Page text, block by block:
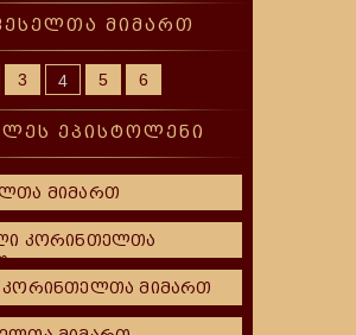
მიმართ
3 4 5 6
ეპისტოლენი
მიმართ
კორინთელთა
მიმართ